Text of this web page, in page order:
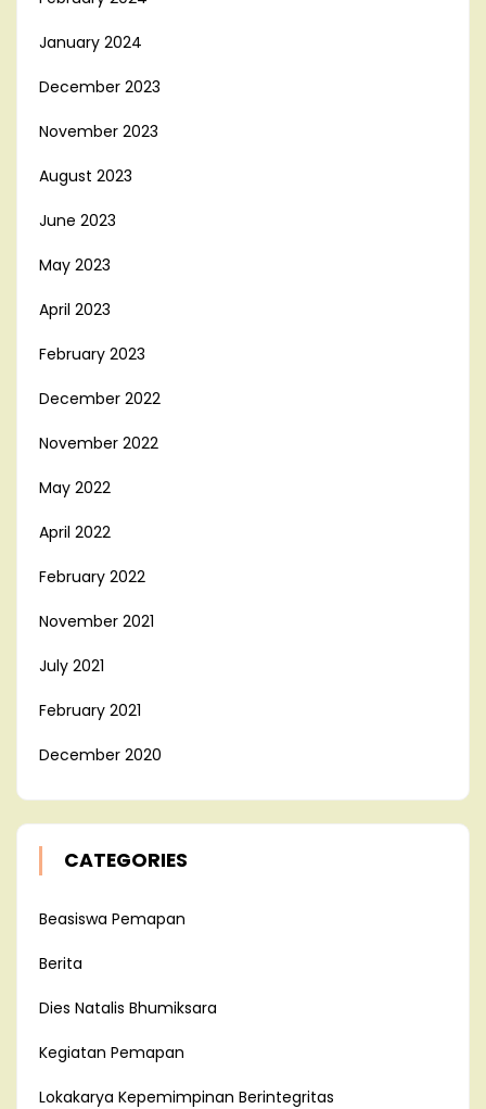
January 2024
December 2023
November 2023
August 2023
June 2023
May 2023
April 2023
February 2023
December 2022
November 2022
May 2022
April 2022
February 2022
November 2021
July 2021
February 2021
December 2020
CATEGORIES
Beasiswa Pemapan
Berita
Dies Natalis Bhumiksara
Kegiatan Pemapan
Lokakarya Kepemimpinan Berintegritas